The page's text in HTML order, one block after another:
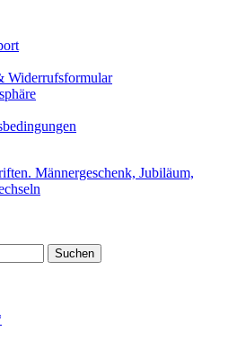
Widerrufsformular
Suchen